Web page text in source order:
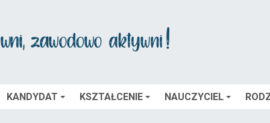
KANDYDAT KSZTAŁCENIE NAUCZYCIEL